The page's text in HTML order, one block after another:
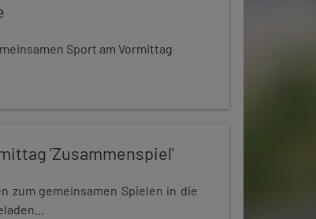
Sport am Vormittag
'Zusammenspiel'
zum gemeinsamen Spielen in die